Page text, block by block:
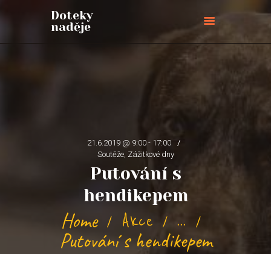
Doteky
naděje
21.6.2019 @ 9:00 - 17:00
Soutěže, Zážitkové dny
Putování s
hendikepem
Home Akce ...
Putování s hendikepem
Doteky naděje
PŘIHLÁŠKY
PODPOŘTE NÁS